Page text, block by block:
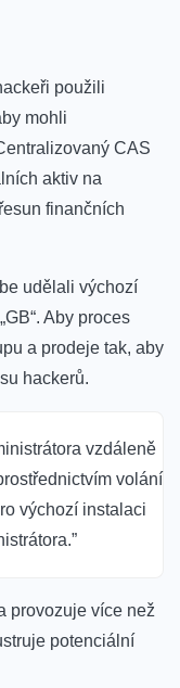
použili
mohli
CAS
aktiv na
finančních
udělali výchozí
Aby proces
a prodeje tak, aby
hackerů.
vzdáleně
volání
výchozí instalaci
provozuje více než
potenciální